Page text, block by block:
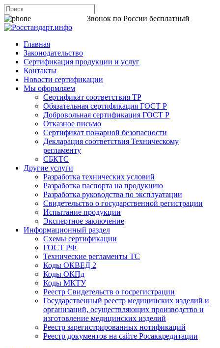
Звонок по России бесплатный
Главная
Законодательство
Сертификация продукции и услуг
Контакты
Новости сертификации
Мы оформляем
Сертификат соответствия ТР
Обязательная сертификация ГОСТ Р
Добровольная сертификация ГОСТ Р
Отказное письмо
Сертификат пожарной безопасности
Декларация соответствия Техническому
регламенту
СБКТС
Другие услуги
Разработка технических условий
Разработка паспорта на продукцию
Разработка руководства по эксплуатации
Свидетельство о государственной регистрации
Испытание продукции
Экспертное заключение
Информационный раздел
Схемы сертификации
ГОСТ РФ
Технические регламенты ТС
Коды ОКВЕД 2
Коды ОКПд
Коды МКТУ
Реестр Свидетельств о госрегистрации
Государственный реестр медицинских изделий и
организаций, осуществляющих производство и
изготовление медицинских изделий
Реестр зарегистрированных нотификаций
Реестр документов на сайте Росаккредитации